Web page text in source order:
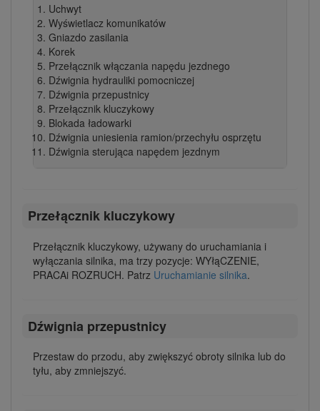
Uchwyt
Wyświetlacz komunikatów
Gniazdo zasilania
Korek
Przełącznik włączania napędu jezdnego
Dźwignia hydrauliki pomocniczej
Dźwignia przepustnicy
Przełącznik kluczykowy
Blokada ładowarki
Dźwignia uniesienia ramion/przechyłu osprzętu
Dźwignia sterująca napędem jezdnym
Przełącznik kluczykowy
Przełącznik kluczykowy, używany do uruchamiania i
wyłączania silnika, ma trzy pozycje: WYłąCZENIE,
PRACAi ROZRUCH. Patrz Uruchamianie silnika.
Dźwignia przepustnicy
Przestaw do przodu, aby zwiększyć obroty silnika lub do
tyłu, aby zmniejszyć.